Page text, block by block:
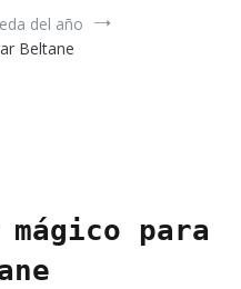
del año
Beltane
para